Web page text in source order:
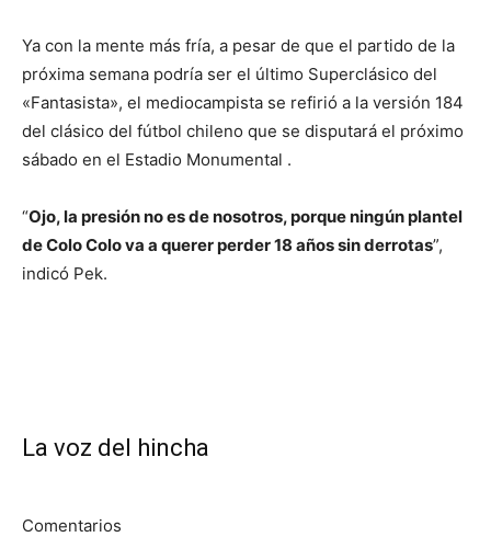
Ya con la mente más fría, a pesar de que el partido de la
próxima semana podría ser el último Superclásico del
«Fantasista», el mediocampista se refirió a la versión 184
del clásico del fútbol chileno que se disputará el próximo
sábado en el Estadio Monumental .
“Ojo, la presión no es de nosotros, porque ningún plantel
de Colo Colo va a querer perder 18 años sin derrotas”,
indicó Pek.
La voz del hincha
Comentarios